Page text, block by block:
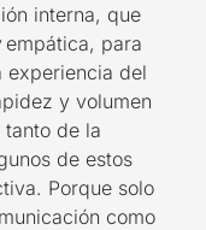
interna, que
empática, para
experiencia del
y volumen
de la
de estos
Porque solo
como